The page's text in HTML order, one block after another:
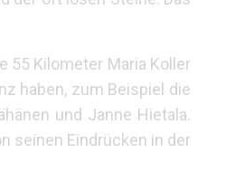
55 Kilometer Maria Koller
haben, zum Beispiel die
und Janne Hietala.
seinen Eindrücken in der